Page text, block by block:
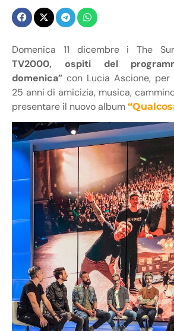
Domenica 11 dicembre i The
TV2000, ospiti del
domenica” con Lucia Ascione,
25 anni di amicizia, musica,
presentare il nuovo album